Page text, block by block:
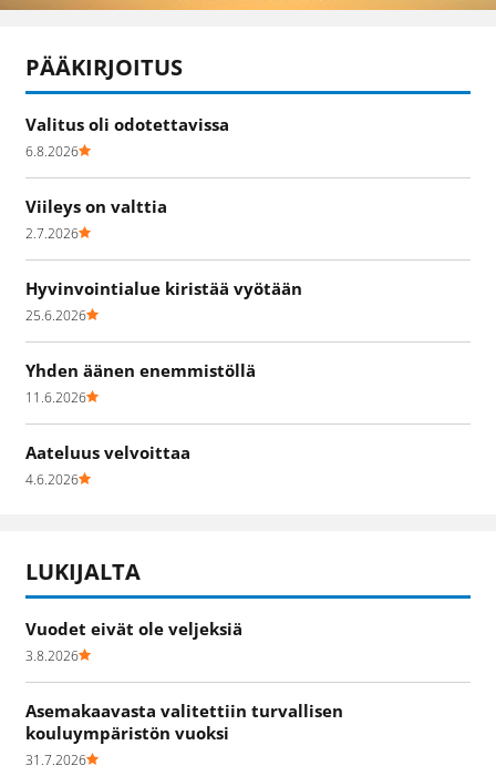
PÄÄKIRJOITUS
Valitus oli odotettavissa
6.8.2026
Viileys on valttia
2.7.2026
Hyvinvointialue kiristää vyötään
25.6.2026
Yhden äänen enemmistöllä
11.6.2026
Aateluus velvoittaa
4.6.2026
LUKIJALTA
Vuodet eivät ole veljeksiä
3.8.2026
Asemakaavasta valitettiin turvallisen
kouluympäristön vuoksi
31.7.2026